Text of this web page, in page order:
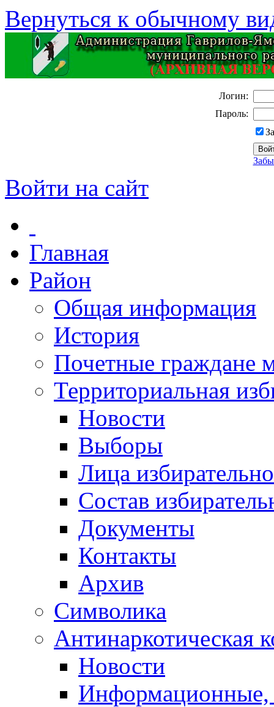
Вернуться к обычному
Логин:
Пароль:
Войти на сайт
Главная
Район
Общая информация
История
Почетные граждане
Территориальная
Новости
Выборы
Лица
Состав
Документы
Контакты
Архив
Символика
Антинаркотическая
Новости
Информационные,